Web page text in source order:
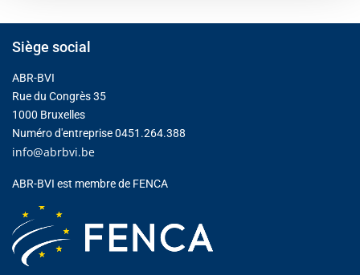
Siège social
ABR-BVI
Rue du Congrès 35
1000 Bruxelles
Numéro d'entreprise 0451.264.388
info@abrbvi.be
ABR-BVI est membre de FENCA